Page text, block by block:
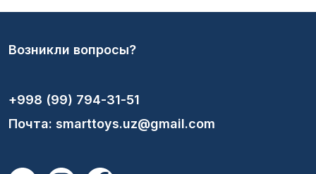
Возникли вопросы?
+998 (99) 794-31-51
Почта: smarttoys.uz@gmail.com